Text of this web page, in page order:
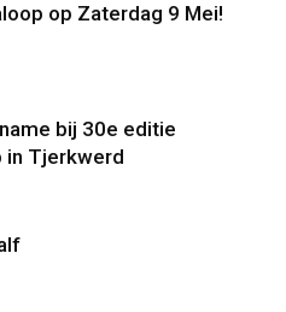
op Zaterdag 9 Mei!
bij 30e editie
in Tjerkwerd